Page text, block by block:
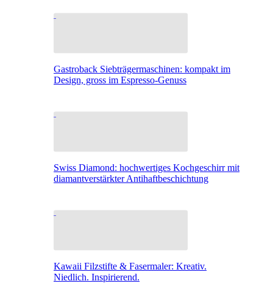
Gastroback Siebträgermaschinen: kompakt im
Design, gross im Espresso-Genuss
Swiss Diamond: hochwertiges Kochgeschirr mit
diamantverstärkter Antihaftbeschichtung
Kawaii Filzstifte & Fasermaler: Kreativ.
Niedlich. Inspirierend.